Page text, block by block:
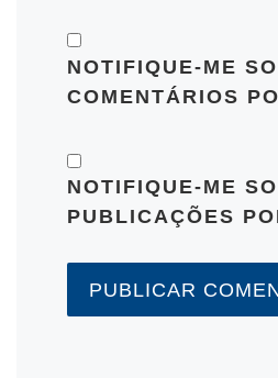
NOTIFIQUE-ME
COMENTÁRIOS
NOTIFIQUE-ME
PUBLICAÇÕES